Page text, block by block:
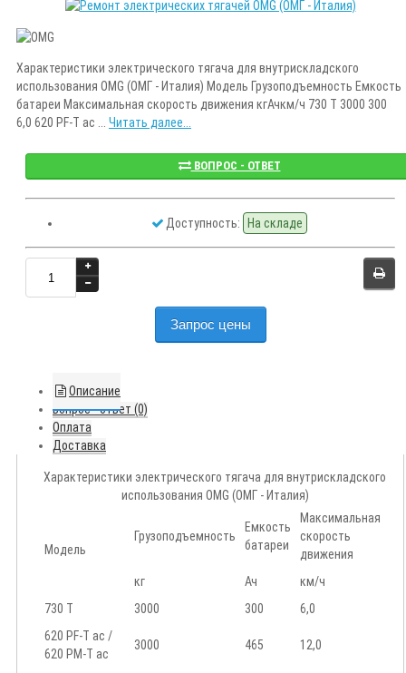
Характеристики электрического тягача для внутрискладского
использования OMG (ОМГ - Италия) Модель Грузоподъемность Емкость
батареи Максимальная скорость движения кгАчкм/ч 730 T 3000 300
6,0 620 PF-T ac ... Читать далее...
ВОПРОС - ОТВЕТ
Доступность: На складе
Запрос цены
Описание
Вопрос - ответ (0)
Оплата
Доставка
Характеристики электрического тягача для внутрискладского
использования OMG (ОМГ - Италия)
Модель
Грузоподъемность
Емкость
батареи
Максимальная
скорость
движения
кг
Ач
км/ч
730 T
3000 300
6,0
620 PF-T ac /
620 PM-T ac
3000 465 12,0